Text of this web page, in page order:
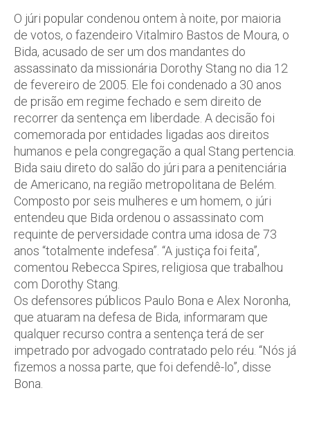
O júri popular condenou ontem à noite, por maioria
de votos, o fazendeiro Vitalmiro Bastos de Moura, o
Bida, acusado de ser um dos mandantes do
assassinato da missionária Dorothy Stang no dia 12
de fevereiro de 2005. Ele foi condenado a 30 anos
de prisão em regime fechado e sem direito de
recorrer da sentença em liberdade. A decisão foi
comemorada por entidades ligadas aos direitos
humanos e pela congregação a qual Stang pertencia.
Bida saiu direto do salão do júri para a penitenciária
de Americano, na região metropolitana de Belém.
Composto por seis mulheres e um homem, o júri
entendeu que Bida ordenou o assassinato com
requinte de perversidade contra uma idosa de 73
anos “totalmente indefesa”. “A justiça foi feita”,
comentou Rebecca Spires, religiosa que trabalhou
com Dorothy Stang.
Os defensores públicos Paulo Bona e Alex Noronha,
que atuaram na defesa de Bida, informaram que
qualquer recurso contra a sentença terá de ser
impetrado por advogado contratado pelo réu. “Nós já
fizemos a nossa parte, que foi defendê-lo”, disse
Bona.